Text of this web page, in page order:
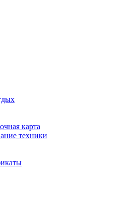
карта
техники